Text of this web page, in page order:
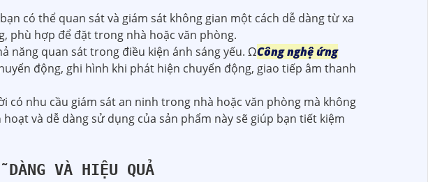
có thể quan sát và giám sát không gian một cách dễ dàng từ xa
phù hợp để đặt trong nhà hoặc văn phòng.
năng quan sát trong điều kiện ánh sáng yếu. ΩCông nghệ ứng
động, ghi hình khi phát hiện chuyển động, giao tiếp âm thanh
nhu cầu giám sát an ninh trong nhà hoặc văn phòng mà không
và dễ dàng sử dụng của sản phẩm này sẽ giúp bạn tiết kiệm
VÀ HIỆU QUẢ